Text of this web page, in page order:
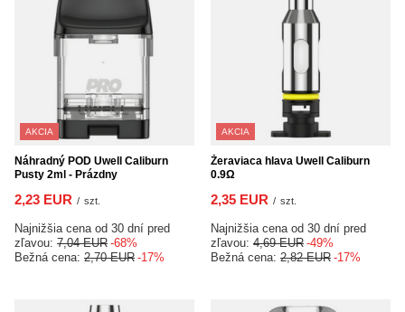
AKCIA
Náhradný POD Uwell Caliburn
Pusty 2ml - Prázdny
2,23 EUR / szt.
Najnižšia cena od 30 dní pred
zľavou: 7,04 EUR -68%
Bežná cena: 2,70 EUR -17%
AKCIA
Žeraviaca hlava Uwell Caliburn
0.9Ω
2,35 EUR / szt.
Najnižšia cena od 30 dní pred
zľavou: 4,69 EUR -49%
Bežná cena: 2,82 EUR -17%